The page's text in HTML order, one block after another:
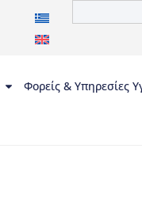
Φορείς & Υπηρεσίες